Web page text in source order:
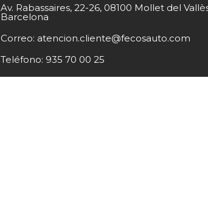
Av. Rabassaires, 22-26, 08100 Mollet del
Barcelona
Correo: atencion.cliente@fecosauto.com
Teléfono: 935 70 00 25